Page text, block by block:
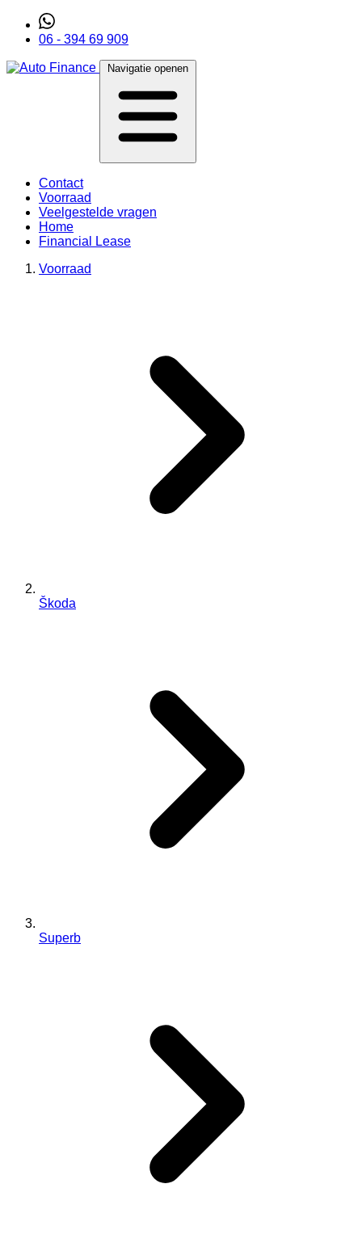
06 - 394 69 909
Navigatie openen
Contact
Voorraad
Veelgestelde vragen
Home
Financial Lease
Voorraad
Škoda
Superb